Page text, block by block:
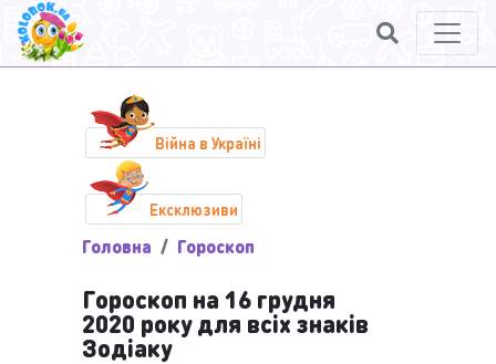
Війна в Україні
Ексклюзиви
Головна Гороскоп
Гороскоп на 16 грудня
2020 року для всіх знаків
Зодіаку